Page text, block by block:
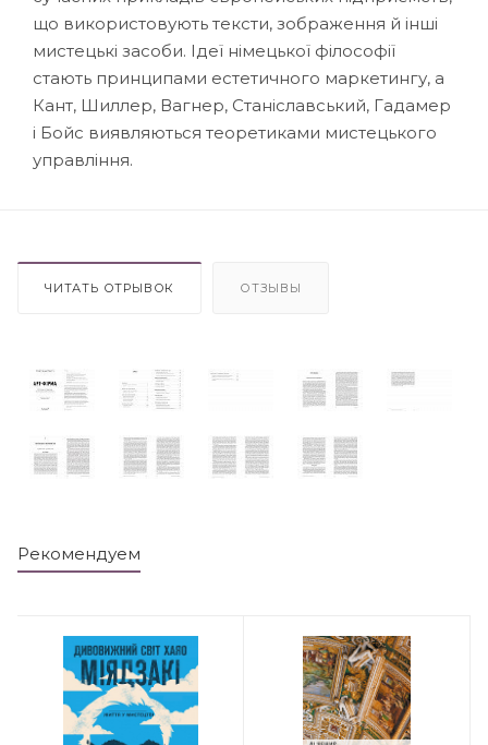
що використовують тексти, зображення й інші
мистецькі засоби. Ідеї німецької філософії
стають принципами естетичного маркетингу, а
Кант, Шиллер, Вагнер, Станіславський, Гадамер
і Бойс виявляються теоретиками мистецького
управління.
ЧИТАТЬ ОТРЫВОК ОТЗЫВЫ
Рекомендуем